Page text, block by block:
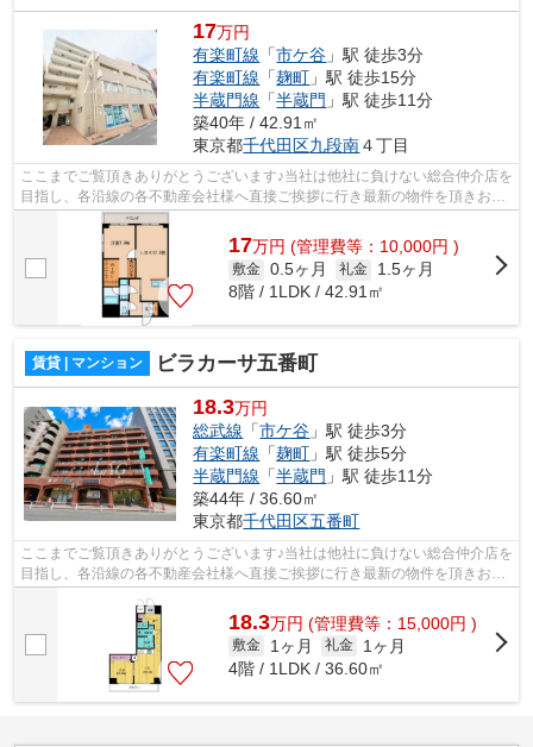
17万円
有楽町線 「市ケ谷 」駅 徒歩3分
有楽町線 「麹町 」駅 徒歩15分
半蔵門線 「半蔵門 」駅 徒歩11分
築40年 / 42.91㎡
東京都千代田区九段南４丁目
ここまでご覧頂きありがとうございます♪当社は他社に負けない総合仲介店を
目指し、各沿線の各不動産会社様へ直接ご挨拶に行き最新の物件を頂きお客
様へ提供しております！最新の情報は...
17万円 (管理費等：10,000円 )
敷金 0.5ヶ月 礼金
1.5ヶ月
8階 / 1LDK / 42.91㎡
賃貸 | マンション ビラカーサ五番町
18.3万円
総武線 「市ケ谷 」駅 徒歩3分
有楽町線 「麹町 」駅 徒歩5分
半蔵門線 「半蔵門 」駅 徒歩11分
築44年 / 36.60㎡
東京都千代田区五番町
ここまでご覧頂きありがとうございます♪当社は他社に負けない総合仲介店を
目指し、各沿線の各不動産会社様へ直接ご挨拶に行き最新の物件を頂きお客
18.3万円 (管理費等：15,000円 )
敷金 1ヶ月 礼金
1ヶ月
4階 / 1LDK / 36.60㎡